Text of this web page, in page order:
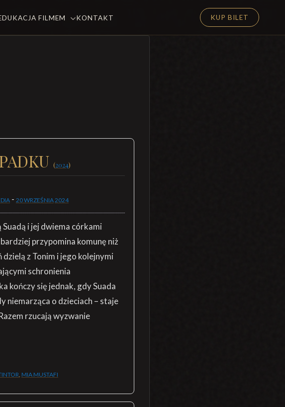
FILMEM KONTAKT KUP BILET
(2024)
- 20 WRZEŚNIA2024
i jej dwiema córkami
przypomina komunę niż
z Tonim i jego kolejnymi
schronienia
kończy się jednak, gdy Suada
niemarząca o dzieciach – staje
rzucają wyzwanie
, MIA MUSTAFI